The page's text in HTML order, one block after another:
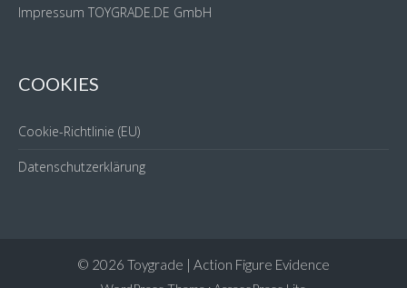
Impressum TOYGRADE.DE GmbH
COOKIES
Cookie-Richtlinie (EU)
Datenschutzerklärung
© 2026 Toygrade | Action Figure Evidence